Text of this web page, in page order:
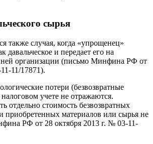
сырья
также случая, когда «упрощенец»
давальческое и передает его на
организации (письмо Минфина РФ от
11/17871).
потери (безвозвратные
учете не отражаются.
отдельно стоимость безвозвратных
приобретенных материалов или сырья не
РФ от 28 октября 2013 г. № 03-11-